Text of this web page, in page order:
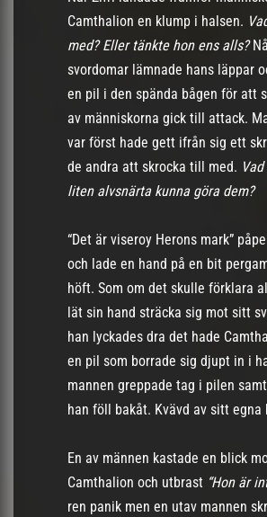
Camthalion en klump i halsen.
med? Eller tänkte hon ens alls?
svordomar lämnade hans läppar
en pil i den spända bågen för att
av människorna gick till attack.
var först hade gett ifrån sig ett
de andra att skrocka till med.
liten alvsnärta kunna göra dem?
“Det är viseroy Herons mark”
och lade en hand på en bit
höft. Som om det skulle förklara
lät sin hand sträcka sig mot sitt
han lyckades dra det hade
en pil som borrade sig djupt in i
mannen greppade tag i pilen
han föll bakåt. Kvävd av sitt egna
En av männen kastade en blick
Camthalion och utbrast “Hon är
ren panik men en utav mannen